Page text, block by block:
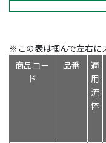
※この表は掴んで左右に
商品コー
ド
品番
適
用
流
体